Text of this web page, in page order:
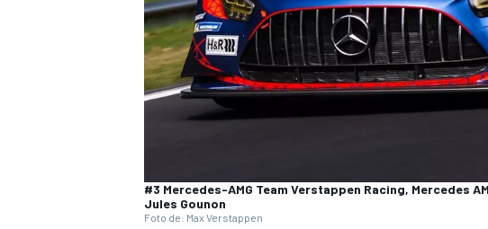
NASCAR CUP
#3 Mercedes-AMG Team Verstappen Racing, Mercedes
Jules Gounon
Foto de: Max Verstappen